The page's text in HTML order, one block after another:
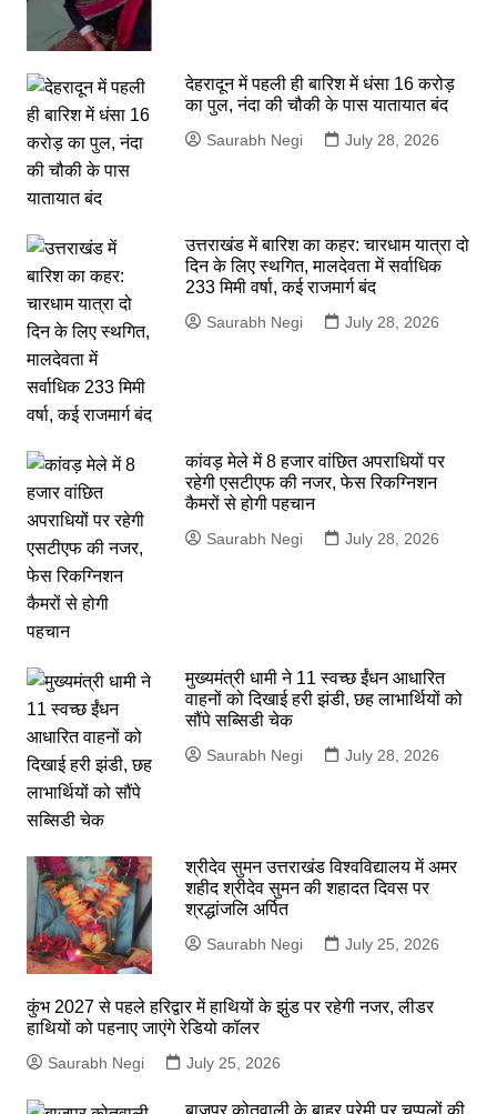
देहरादून में पहली ही बारिश में धंसा 16 करोड़
का पुल, नंदा की चौकी के पास यातायात बंद
Saurabh Negi July 28, 2026
उत्तराखंड में बारिश का कहर: चारधाम यात्रा दो
दिन के लिए स्थगित, मालदेवता में सर्वाधिक
233 मिमी वर्षा, कई राजमार्ग बंद
Saurabh Negi July 28, 2026
कांवड़ मेले में 8 हजार वांछित अपराधियों पर
रहेगी एसटीएफ की नजर, फेस रिकग्निशन
कैमरों से होगी पहचान
Saurabh Negi July 28, 2026
मुख्यमंत्री धामी ने 11 स्वच्छ ईंधन आधारित
वाहनों को दिखाई हरी झंडी, छह लाभार्थियों को
सौंपे सब्सिडी चेक
Saurabh Negi July 28, 2026
श्रीदेव सुमन उत्तराखंड विश्वविद्यालय में अमर
शहीद श्रीदेव सुमन की शहादत दिवस पर
श्रद्धांजलि अर्पित
Saurabh Negi July 25, 2026
कुंभ 2027 से पहले हरिद्वार में हाथियों के झुंड पर रहेगी नजर, लीडर
हाथियों को पहनाए जाएंगे रेडियो कॉलर
Saurabh Negi July 25, 2026
बाजपुर कोतवाली के बाहर प्रेमी पर चप्पलों की